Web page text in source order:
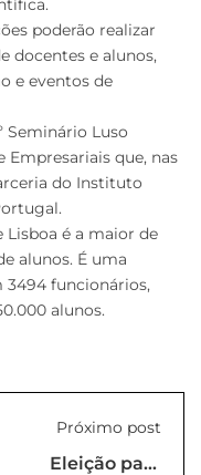
poderão realizar
docentes e alunos,
e eventos de
Seminário Luso
Empresariais que, nas
do Instituto
Lisboa é a maior de
alunos. É uma
3494 funcionários,
alunos.
Próximo post
Eleição para